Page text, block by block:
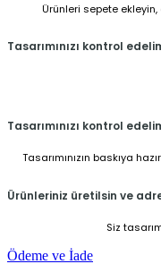
Ürünleri sepete
Tasarımınızı kontrol
Tasarımınızı kontrol
Tasarımınızın baskıya
Ürünleriniz üretilsin ve
Siz
Ödeme ve İade